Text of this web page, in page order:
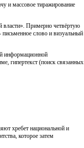
и массовое тиражирование
власти». Примерно четвёртую
слово и визуальный
информационной
гипертекст (поиск связанных
хребет национальной и
которое затем